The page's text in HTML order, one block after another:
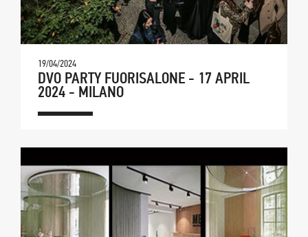
19/04/2024
DVO PARTY FUORISALONE - 17 APRIL
2024 - MILANO